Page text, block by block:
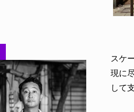
スケ
現に
して